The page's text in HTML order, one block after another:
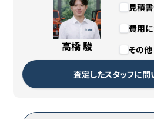
高橋 駿
見積
費用
その他
査定したスタッフに問